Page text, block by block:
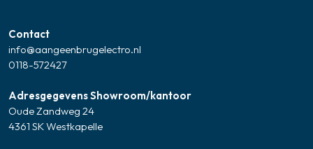
Contact
info@aangeenbrugelectro.nl
0118-572427
Adresgegevens Showroom/kantoor
Oude Zandweg 24
4361 SK Westkapelle